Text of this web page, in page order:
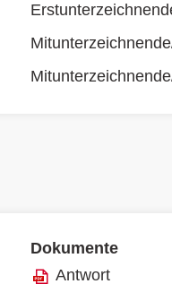
Dokumente
Antwort